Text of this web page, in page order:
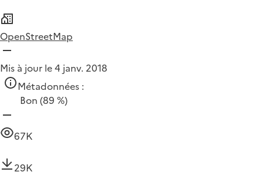
OpenStreetMap
Mis à jour le 4 janv. 2018
Métadonnées :
Bon (89 %)
67K
29K